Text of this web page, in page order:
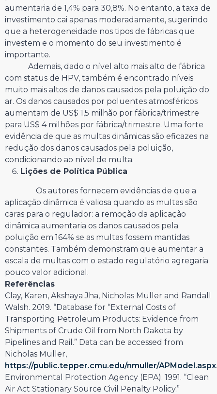
aumentaria de 1,4% para 30,8%. No entanto, a taxa de
investimento cai apenas moderadamente, sugerindo
que a heterogeneidade nos tipos de fábricas que
investem e o momento do seu investimento é
importante.
Ademais, dado o nível alto mais alto de fábrica
com status de HPV, também é encontrado níveis
muito mais altos de danos causados pela poluição do
ar. Os danos causados por poluentes atmosféricos
aumentam de US$ 1,5 milhão por fábrica/trimestre
para US$ 4 milhões por fábrica/trimestre. Uma forte
evidência de que as multas dinâmicas são eficazes na
redução dos danos causados pela poluição,
condicionando ao nível de multa.
Lições de Política Pública
Os autores fornecem evidências de que a
aplicação dinâmica é valiosa quando as multas são
caras para o regulador: a remoção da aplicação
dinâmica aumentaria os danos causados pela
poluição em 164% se as multas fossem mantidas
constantes. Também demonstram que aumentar a
escala de multas com o estado regulatório agregaria
pouco valor adicional.
Referências
Clay, Karen, Akshaya Jha, Nicholas Muller and Randall
Walsh. 2019. “Database for “External Costs of
Transporting Petroleum Products: Evidence from
Shipments of Crude Oil from North Dakota by
Pipelines and Rail.” Data can be accessed from
Nicholas Muller,
https://public.tepper.cmu.edu/nmuller/APModel.aspx.
Environmental Protection Agency (EPA). 1991. “Clean
Air Act Stationary Source Civil Penalty Policy.”